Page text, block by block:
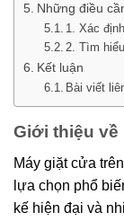
Những điều
1. Xác
2. Tìm
Kết luận
Bài viết
Giới thiệu về
Máy giặt cửa
lựa chọn phổ
kế hiện đại và